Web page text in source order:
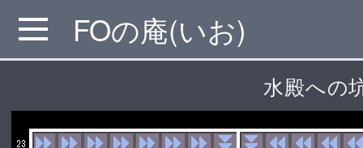
MENU FOの庵(いお)
水殿への